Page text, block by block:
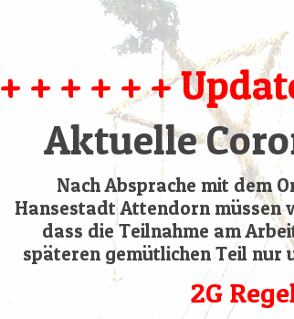
+ + + + +
Aktuelle
Nach Absprache mit dem
Hansestadt Attendorn müssen
dass die Teilnahme am
späteren gemütlichen Teil nur
2G Regel